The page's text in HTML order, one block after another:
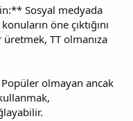
Sosyal medyada
öne çıktığını
TT olmanıza
olmayan ancak